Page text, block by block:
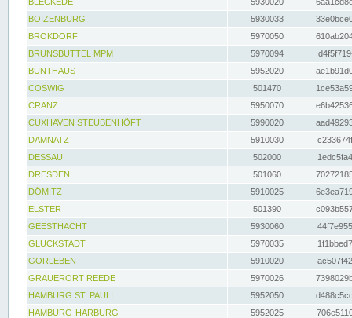
BOIZENBURG
5930033
BROKDORF
5970050
BRUNSBÜTTEL MPM
5970094
BUNTHAUS
5952020
COSWIG
501470
CRANZ
5950070
CUXHAVEN STEUBENHÖFT
5990020
DAMNATZ
5910030
DESSAU
502000
DRESDEN
501060
DÖMITZ
5910025
ELSTER
501390
GEESTHACHT
5930060
GLÜCKSTADT
5970035
GORLEBEN
5910020
GRAUERORT REEDE
5970026
HAMBURG ST. PAULI
5952050
HAMBURG-HARBURG
5952025